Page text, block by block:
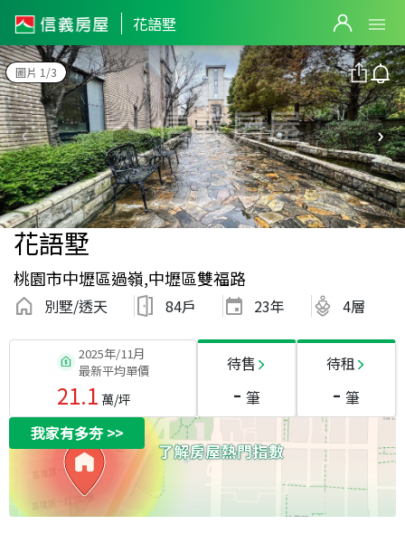
花語墅
圖片 1/3
花語墅
桃園市中壢區過嶺,中壢區雙福路
別墅/透天 84戶 23年 4層
2025年/11月
最新平均單價
21.1 萬/坪
待售
- 筆
待租
- 筆
我家有多夯>>